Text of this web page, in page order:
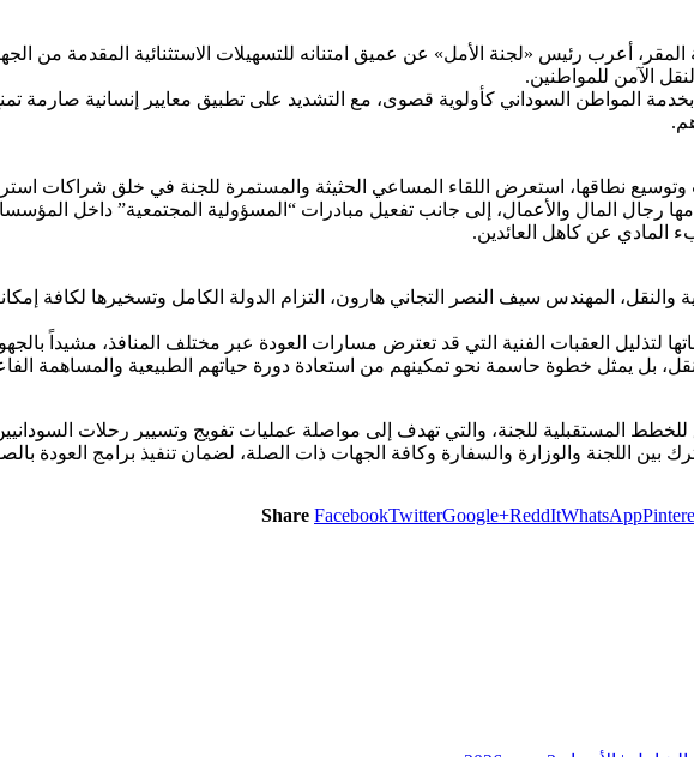
أعرب رئيس «لجنة الأمل» عن عميق امتنانه للتسهيلات الاستثنائية المقدمة من
الآمن للمواطنين.
بخدمة المواطن السوداني كأولوية قصوى، مع التشديد على تطبيق معايير إنسانية صارمة
نطاقها، استعرض اللقاء المساعي الحثيثة والمستمرة للجنة في خلق شراكات
رجال المال والأعمال، إلى جانب تفعيل مبادرات “المسؤولية المجتمعية” داخل
المادي عن كاهل العائدين.
والنقل، المهندس سيف النصر التجاني هارون، التزام الدولة الكامل وتسخيرها لكافة
لتذليل العقبات الفنية التي قد تعترض مسارات العودة عبر مختلف المنافذ، مشيداً
بل يمثل خطوة حاسمة نحو تمكينهم من استعادة دورة حياتهم الطبيعية والمساهمة
المستقبلية للجنة، والتي تهدف إلى مواصلة عمليات تفويج وتسيير رحلات
بين اللجنة والوزارة والسفارة وكافة الجهات ذات الصلة، لضمان تنفيذ برامج العودة
Share FacebookTwitterGoogle+ReddItWhatsApp